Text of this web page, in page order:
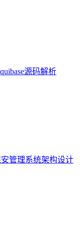
源码解析
管理系统架构设计